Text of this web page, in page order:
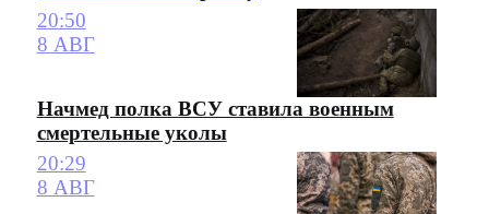
20:50
8 АВГ
Начмед полка ВСУ ставила военным
смертельные уколы
20:29
8 АВГ